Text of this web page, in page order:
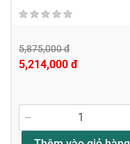
5,875,000 đ
5,214,000 đ